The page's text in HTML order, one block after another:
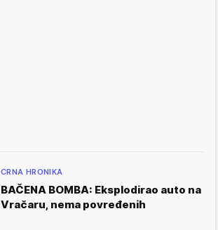
CRNA HRONIKA
BAČENA BOMBA: Eksplodirao auto na
Vračaru, nema povređenih